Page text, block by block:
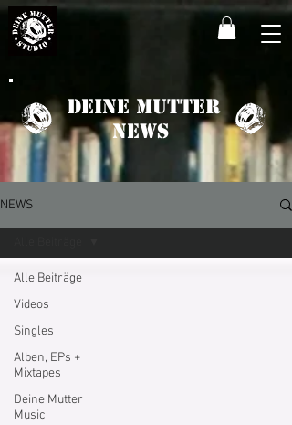
Deine Mutter
News
NEWS
Alle Beiträge
Videos
Singles
Alben, EPs +
Mixtapes
Deine Mutter
Music